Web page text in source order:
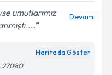
ilişkin
Aydınlatma
belirtilen
umutlarımız
Devamı
Haritada Göster
27080